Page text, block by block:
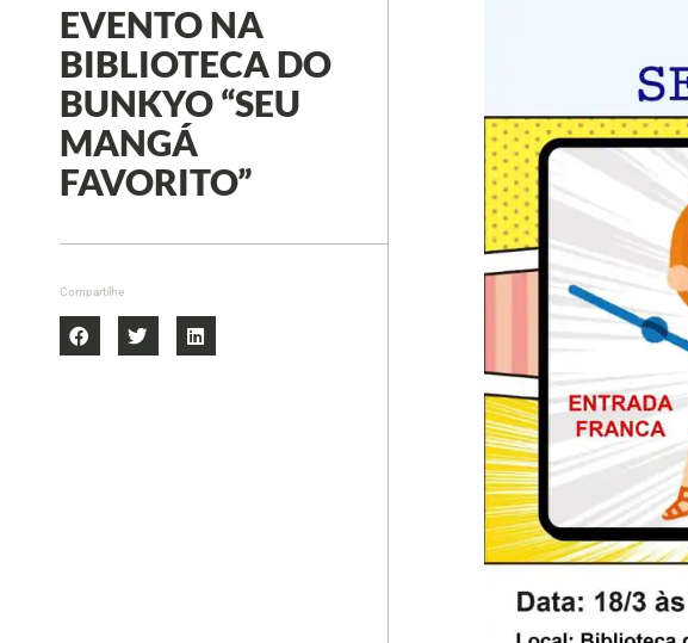
EVENTO NA
BIBLIOTECA DO
BUNKYO “SEU
MANGÁ
FAVORITO”
Compartilhe